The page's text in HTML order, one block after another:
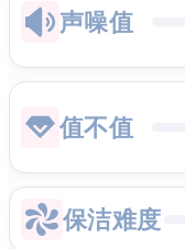
声噪值
值不值
保洁难度